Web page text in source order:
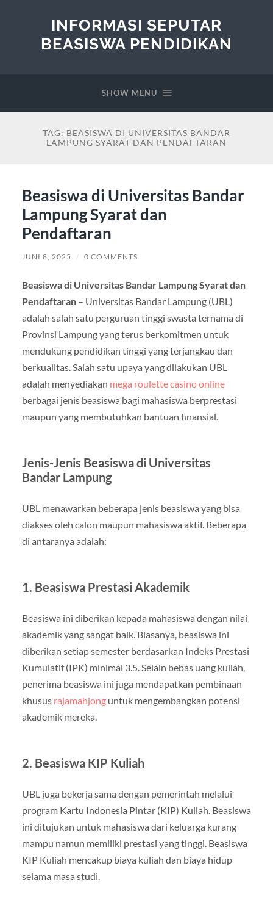
INFORMASI SEPUTAR
BEASISWA PENDIDIKAN
SHOW MENU
TAG: BEASISWA DI UNIVERSITAS BANDAR
LAMPUNG SYARAT DAN PENDAFTARAN
Beasiswa di Universitas Bandar
Lampung Syarat dan
Pendaftaran
JUNI 8, 2025 / 0 COMMENTS
Beasiswa di Universitas Bandar Lampung Syarat dan
Pendaftaran– Universitas Bandar Lampung (UBL)
adalah salah satu perguruan tinggi swasta ternama di
Provinsi Lampung yang terus berkomitmen untuk
mendukung pendidikan tinggi yang terjangkau dan
berkualitas. Salah satu upaya yang dilakukan UBL
adalah menyediakan mega roulette casino online
berbagai jenis beasiswa bagi mahasiswa berprestasi
maupun yang membutuhkan bantuan finansial.
Jenis-Jenis Beasiswa di Universitas
Bandar Lampung
UBL menawarkan beberapa jenis beasiswa yang bisa
diakses oleh calon maupun mahasiswa aktif. Beberapa
di antaranya adalah:
1. Beasiswa Prestasi Akademik
Beasiswa ini diberikan kepada mahasiswa dengan nilai
akademik yang sangat baik. Biasanya, beasiswa ini
diberikan setiap semester berdasarkan Indeks Prestasi
Kumulatif (IPK) minimal 3.5. Selain bebas uang kuliah,
penerima beasiswa ini juga mendapatkan pembinaan
khusus rajamahjonguntuk mengembangkan potensi
akademik mereka.
2. Beasiswa KIP Kuliah
UBL juga bekerja sama dengan pemerintah melalui
program Kartu Indonesia Pintar (KIP) Kuliah. Beasiswa
ini ditujukan untuk mahasiswa dari keluarga kurang
mampu namun memiliki prestasi yang tinggi. Beasiswa
KIP Kuliah mencakup biaya kuliah dan biaya hidup
selama masa studi.